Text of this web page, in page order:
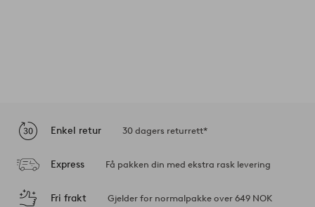
Enkel retur 30 dagers returrett*
Express Få pakken din med ekstra rask levering
Fri frakt Gjelder for normalpakke over 649 NOK